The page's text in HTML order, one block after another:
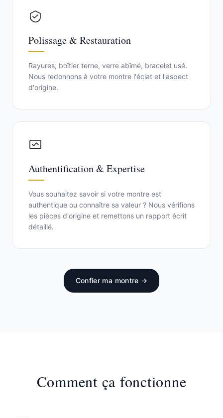
Polissage & Restauration
Rayures, boîtier terne, verre abîmé, bracelet usé.
Nous redonnons à votre montre l'éclat et l'aspect
d'origine.
Authentification & Expertise
Vous souhaitez savoir si votre montre est
authentique ou connaître sa valeur ? Nous vérifions
les pièces d'origine et remettons un rapport écrit
détaillé.
Confier ma montre →
Comment ça fonctionne